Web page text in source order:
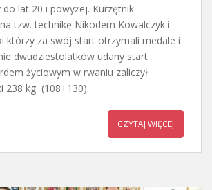
lat 20 i powyżej. Kurzętnik
tzw. technikę Nikodem Kowalczyk i
którzy za swój start otrzymali medale i
dwudziestolatków udany start
życiowym w rwaniu zaliczył
238 kg (108+130).
CZYTAJ WIĘCEJ